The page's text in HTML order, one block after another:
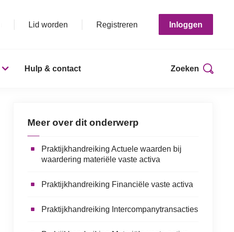
Lid worden Registreren Inloggen
Hulp & contact Zoeken
Meer over dit onderwerp
Praktijkhandreiking Actuele waarden bij
waardering materiële vaste activa
Praktijkhandreiking Financiële vaste activa
Praktijkhandreiking Intercompanytransacties